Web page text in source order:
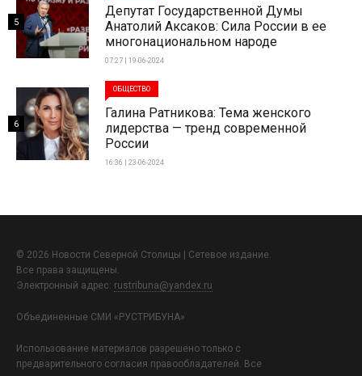
Депутат Государственной Думы
Анатолий Аксаков: Сила России в ее
многонациональном народе
07:27 | 19-06-2024
5
ОБЩЕСТВО
Галина Ратникова: Тема женского
лидерства — тренд современной
России
16:36 | 23-06-2024
6
© 2026 Новости Северной Столицы | Сетевое издание.
Все права защищены.
Электронный адрес: rustribuna@yandex.ru
Объединенные СМИ «РУСТРИБУНА»
Использование материалов разрешено только с
предварительного согласия правообладателей. Все